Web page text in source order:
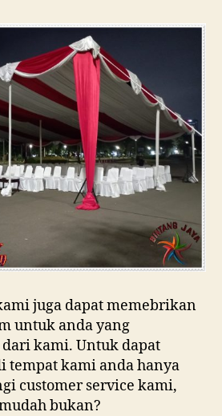
juga dapat memebrikan
untuk anda yang
kami. Untuk dapat
tempat kami anda hanya
customer service kami,
bukan?